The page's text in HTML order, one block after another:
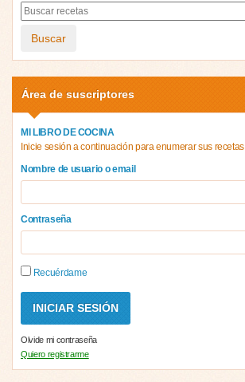
Buscar
Área de suscriptores
MI LIBRO DE COCINA
Inicie sesión a continuación para enumerar sus recetas
Nombre de usuario o email
Contraseña
Recuérdame
Olvide mi contraseña
Quiero registrarme